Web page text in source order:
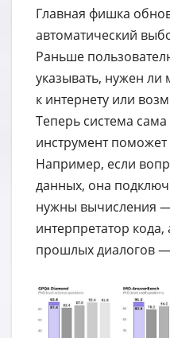
Главная фишка
автоматический
Раньше
указывать, нужен ли
к интернету или
Теперь система
инструмент
Например, если
данных, она
нужны вычисления —
интерпретатор кода,
прошлых диалогов —